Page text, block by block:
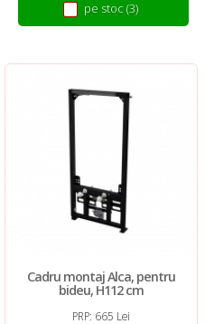
pe stoc (3)
Cadru montaj Alca, pentru
bideu, H112 cm
PRP: 665 Lei